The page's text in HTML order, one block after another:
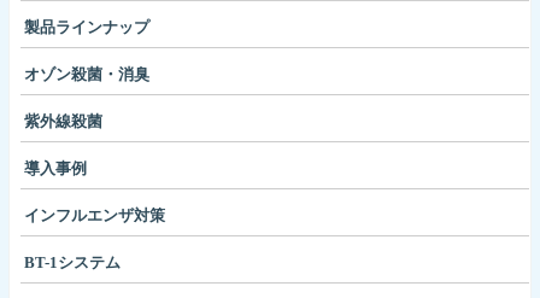
製品ラインナップ
オゾン殺菌・消臭
紫外線殺菌
導入事例
インフルエンザ対策
BT-1システム